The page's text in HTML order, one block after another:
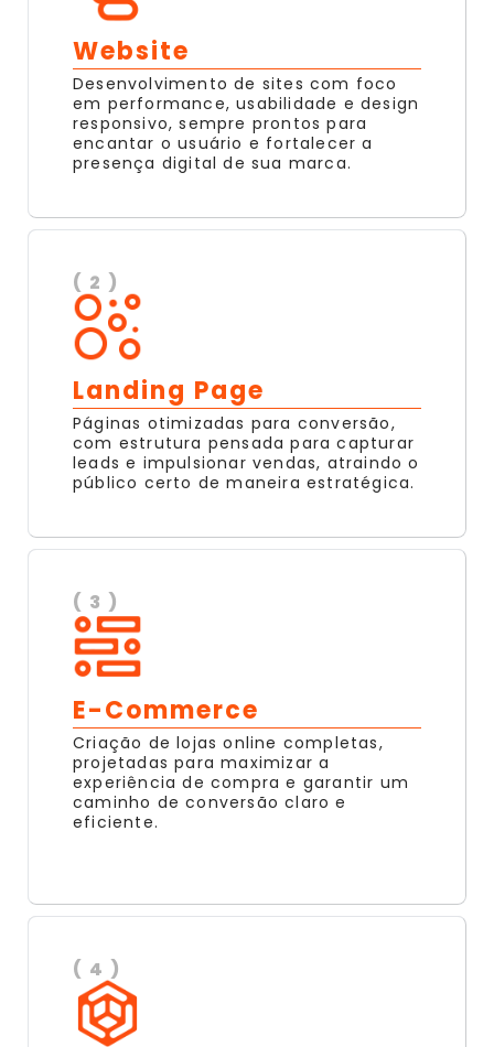
Website
Desenvolvimento de sites com foco
em performance, usabilidade e design
responsivo, sempre prontos para
encantar o usuário e fortalecer a
presença digital de sua marca.
( 2 )
Landing Page
Páginas otimizadas para conversão,
com estrutura pensada para capturar
leads e impulsionar vendas, atraindo o
público certo de maneira estratégica.
( 3 )
E-Commerce
Criação de lojas online completas,
projetadas para maximizar a
experiência de compra e garantir um
caminho de conversão claro e
eficiente.
( 4 )